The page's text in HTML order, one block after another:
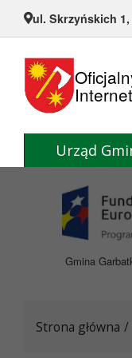
ul. Skrzyńskich 1,
Urząd
Gmina
Strona główna /